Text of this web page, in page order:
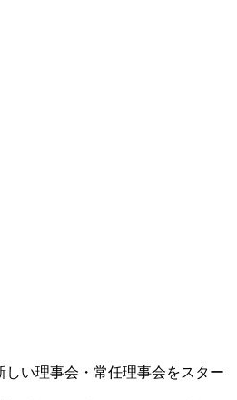
しい理事会・常任理事会をスター